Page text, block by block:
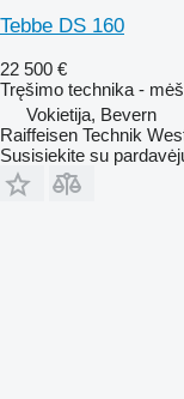
Tebbe DS 160
22 500 €
Tręšimo technika -
Vokietija, Bevern
Raiffeisen Technik
Susisiekite su